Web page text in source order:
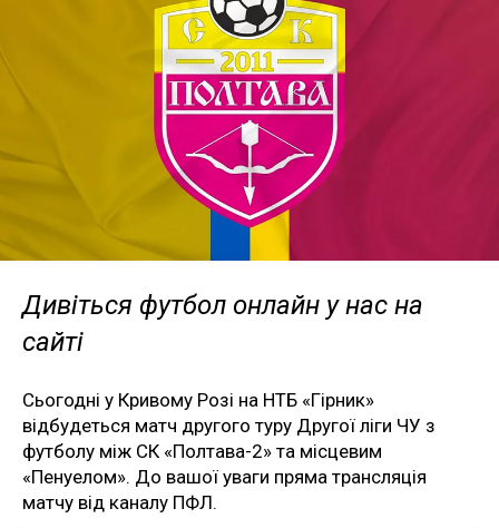
Дивіться футбол онлайн у нас на
сайті
Сьогодні у Кривому Розі на НТБ «Гірник»
відбудеться матч другого туру Другої ліги ЧУ з
футболу між СК «Полтава-2» та місцевим
«Пенуелом». До вашої уваги пряма трансляція
матчу від каналу ПФЛ.